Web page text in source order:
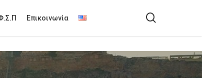
Επικοινωνία